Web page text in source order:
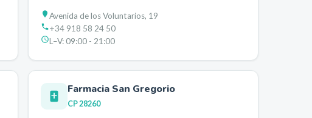
Avenida de los Voluntarios, 19
+34 918 58 24 50
L–V:09:00 - 21:00
Farmacia San Gregorio
CP28260